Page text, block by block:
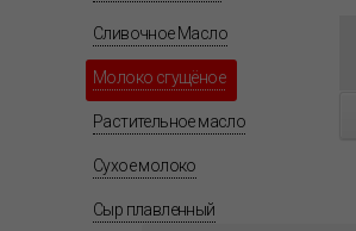
Сливочное Масло
Молоко сгущёное
Растительное масло
Сухое молоко
Сыр плавленный